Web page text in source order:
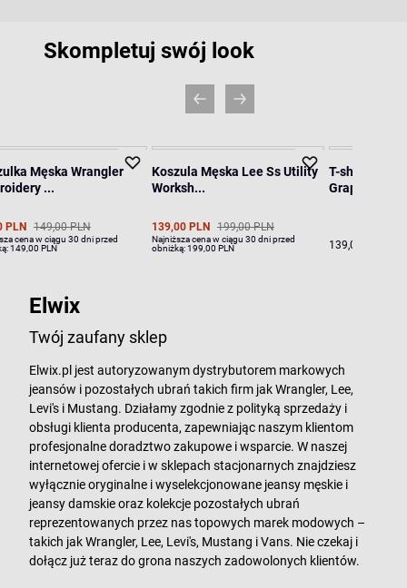
Skompletuj swój look
Męska Wrangler
...
PLN 149,00 PLN
cena w ciągu 30 dni przed
149,00 PLN
Koszula Męska Lee Ss Utility
Worksh...
139,00 PLN 199,00 PLN
Najniższa cena w ciągu 30 dni przed
obniżką:199,00 PLN
T-shirt Męski
Graphic
139,00 PLN
Elwix
Twój zaufany sklep
Elwix.pl jest autoryzowanym dystrybutorem markowych
jeansów i pozostałych ubrań takich firm jak Wrangler, Lee,
Levi's i Mustang. Działamy zgodnie z polityką sprzedaży i
obsługi klienta producenta, zapewniając naszym klientom
profesjonalne doradztwo zakupowe i wsparcie. W naszej
internetowej ofercie i w sklepach stacjonarnych znajdziesz
wyłącznie oryginalne i wyselekcjonowane jeansy męskie i
jeansy damskie oraz kolekcje pozostałych ubrań
reprezentowanych przez nas topowych marek modowych –
takich jak Wrangler, Lee, Levi's, Mustang i Vans. Nie czekaj i
dołącz już teraz do grona naszych zadowolonych klientów.